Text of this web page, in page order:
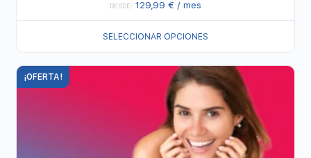
DESDE: 129,99 € / mes
SELECCIONAR OPCIONES
¡OFERTA!